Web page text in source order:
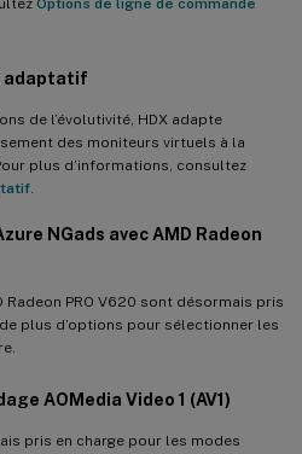
adaptatif
de l’évolutivité, HDX adapte
des moniteurs virtuels à la
plus d’informations, consultez
NGads avec AMD Radeon
Radeon PRO V620 sont désormais pris
plus d’options pour sélectionner les
AOMedia Video 1 (AV1)
pris en charge pour les modes